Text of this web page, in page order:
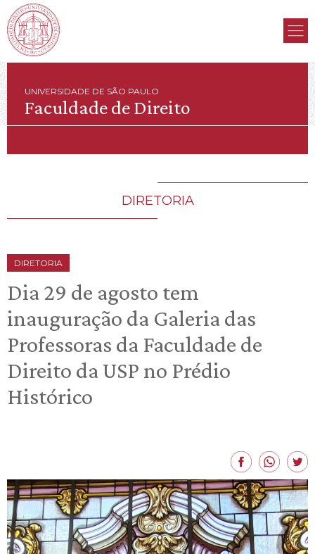
UNIVERSIDADE DE SÃO PAULO
Faculdade de Direito
DIRETORIA
DIRETORIA
Dia 29 de agosto tem
inauguração da Galeria das
Professoras da Faculdade de
Direito da USP no Prédio
Histórico